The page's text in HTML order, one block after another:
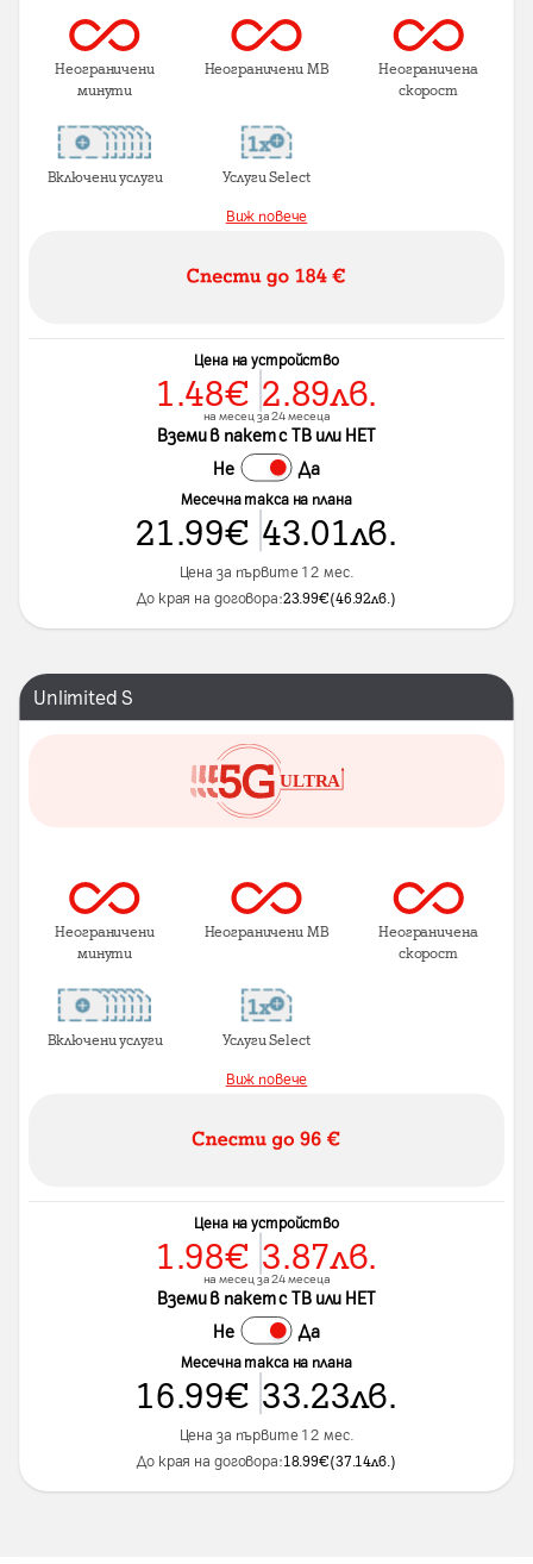
Неограничени
минути
Неограничени MB Неограничена
скорост
Включени услуги Услуги Select
Виж повече
Цена на устройство
1.48€ 2.89лв.
на месец за 24 месеца
Вземи в пакет с ТВ или НЕТ
Не Да
Месечна такса на плана
21.99€ 43.01лв.
Цена за първите 12 мес.
До края на договора:23.99€(46.92лв.)
Unlimited S
Неограничени
минути
Неограничени MB Неограничена
скорост
Включени услуги Услуги Select
Виж повече
Цена на устройство
1.98€ 3.87лв.
на месец за 24 месеца
Вземи в пакет с ТВ или НЕТ
Не Да
Месечна такса на плана
16.99€ 33.23лв.
Цена за първите 12 мес.
До края на договора:18.99€(37.14лв.)